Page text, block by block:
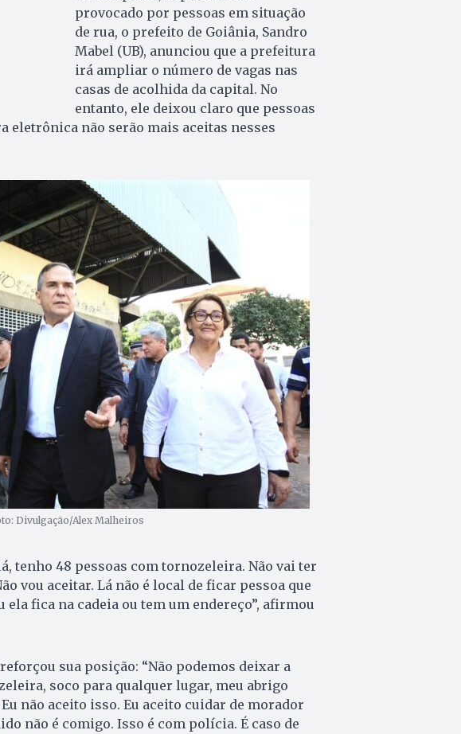
provocado por pessoas em situação
de rua, o prefeito de Goiânia, Sandro
Mabel (UB), anunciou que a prefeitura
irá ampliar o número de vagas nas
casas de acolhida da capital. No
entanto, ele deixou claro que pessoas
não serão mais aceitas nesses
Divulgação/Alex Malheiros
tenho 48 pessoas com tornozeleira. Não vai ter
vou aceitar. Lá não é local de ficar pessoa que
ela fica na cadeia ou tem um endereço”, afirmou
sua posição: “Não podemos deixar a
soco para qualquer lugar, meu abrigo
não aceito isso. Eu aceito cuidar de morador
não é comigo. Isso é com polícia. É caso de